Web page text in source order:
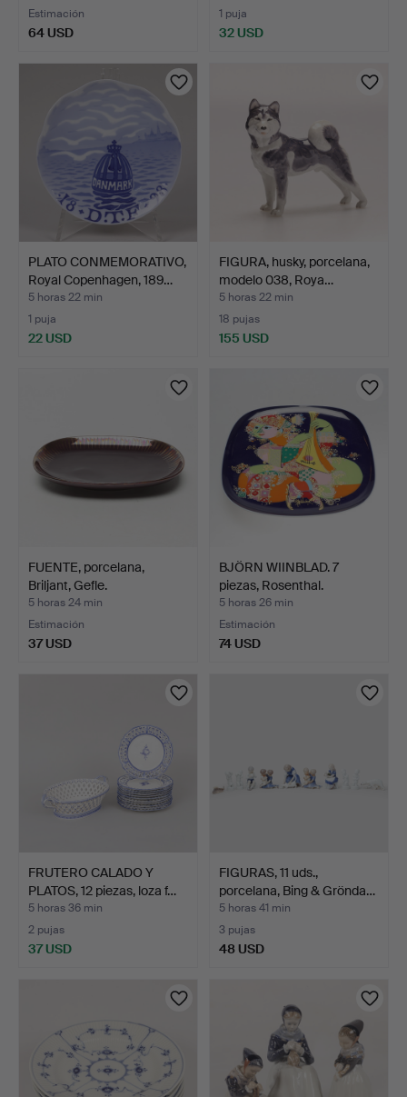
Estimación
64 USD
1 puja
32 USD
PLATO CONMEMORATIVO,
Royal Copenhagen, 189…
5 horas 22 min
1 puja
22 USD
FIGURA, husky, porcelana,
modelo 038, Roya…
5 horas 22 min
18 pujas
155 USD
FUENTE, porcelana,
Briljant, Gefle.
5 horas 24 min
Estimación
37 USD
BJÖRN WIINBLAD. 7
piezas, Rosenthal.
5 horas 26 min
Estimación
74 USD
FRUTERO CALADO Y
PLATOS, 12 piezas, loza f…
5 horas 36 min
2 pujas
37 USD
FIGURAS, 11 uds.,
porcelana, Bing & Grönda…
5 horas 41 min
3 pujas
48 USD